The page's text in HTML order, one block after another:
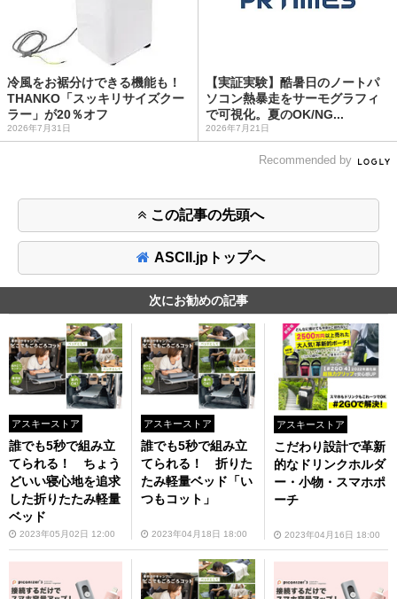
冷風をお裾分けできる機能も！
THANKO「スッキリサイズクー
ラー」が20％オフ
2026年7月31日
【実証実験】酷暑日のノートパ
ソコン熱暴走をサーモグラフィ
で可視化。夏のOK/NG...
2026年7月21日
Recommended by
この記事の先頭へ
ASCII.jpトップへ
次にお勧めの記事
アスキーストア
誰でも5秒で組み立
てられる！ ちょう
どいい寝心地を追求
した折りたたみ軽量
ベッド
2023年05月02日 12:00
アスキーストア
誰でも5秒で組み立
てられる！ 折りた
たみ軽量ベッド「い
つもコット」
2023年04月18日 18:00
アスキーストア
こだわり設計で革新
的なドリンクホルダ
ー・小物・スマホポ
ーチ
2023年04月16日 18:00